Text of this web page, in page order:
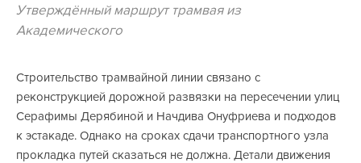
Утверждённый маршрут трамвая из
Академического
Строительство трамвайной линии связано с
реконструкцией дорожной развязки на пересечении улиц
Серафимы Дерябиной и Начдива Онуфриева и подходов
к эстакаде. Однако на сроках сдачи транспортного узла
прокладка путей сказаться не должна. Детали движения